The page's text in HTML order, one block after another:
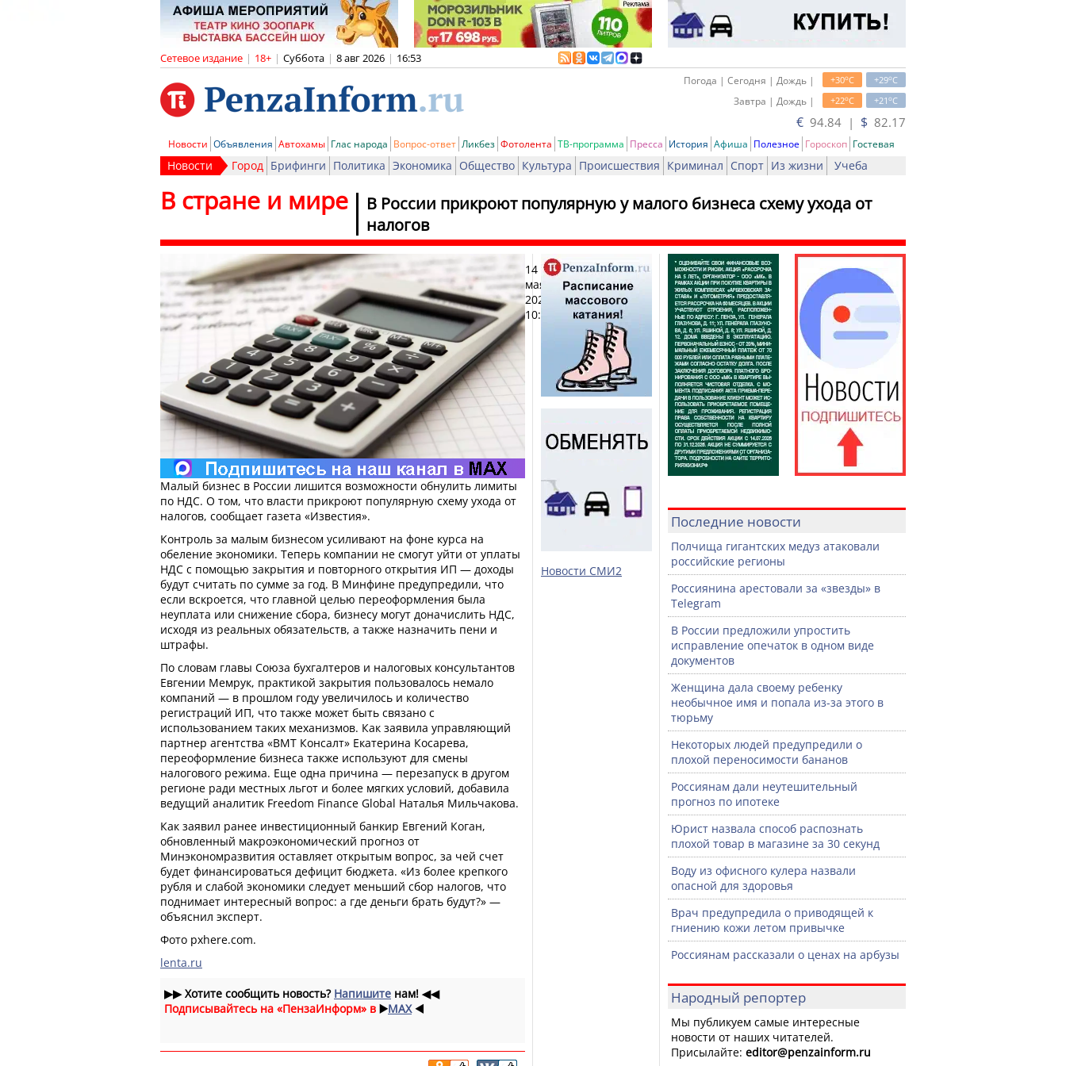
Сетевое издание | 18+ | Суббота | 8 авг 2026 | 16:53
+29oC
+30oC
Погода | Сегодня | Дождь |
+21oC
+22oC
Завтра | Дождь |
€ 94.84 | $ 82.17
Новости Объявления Автохамы Глас народа Вопрос-ответ Ликбез Фотолента ТВ-программа Пресса История Афиша Полезное Гороскоп Гостевая
Новости Город Брифинги Политика Экономика Общество Культура Происшествия Криминал Спорт Из жизни Учеба
В России прикроют популярную у малого бизнеса схему ухода от
налогов
В стране и мире
14
мая
2026,
10:58
Печать
Малый бизнес в России лишится возможности обнулить лимиты
по НДС. О том, что власти прикроют популярную схему ухода от
налогов, сообщает газета «Известия».
Контроль за малым бизнесом усиливают на фоне курса на
обеление экономики. Теперь компании не смогут уйти от уплаты
НДС с помощью закрытия и повторного открытия ИП — доходы
будут считать по сумме за год. В Минфине предупредили, что
если вскроется, что главной целью переоформления была
неуплата или снижение сбора, бизнесу могут доначислить НДС,
исходя из реальных обязательств, а также назначить пени и
штрафы.
По словам главы Союза бухгалтеров и налоговых консультантов
Евгении Мемрук, практикой закрытия пользовалось немало
компаний — в прошлом году увеличилось и количество
регистраций ИП, что также может быть связано с
использованием таких механизмов. Как заявила управляющий
партнер агентства «ВМТ Консалт» Екатерина Косарева,
переоформление бизнеса также используют для смены
налогового режима. Еще одна причина — перезапуск в другом
регионе ради местных льгот и более мягких условий, добавила
ведущий аналитик Freedom Finance Global Наталья Мильчакова.
Как заявил ранее инвестиционный банкир Евгений Коган,
обновленный макроэкономический прогноз от
Минэкономразвития оставляет открытым вопрос, за чей счет
будет финансироваться дефицит бюджета. «Из более крепкого
рубля и слабой экономики следует меньший сбор налогов, что
поднимает интересный вопрос: а где деньги брать будут?» —
объяснил эксперт.
Фото pxhere.com.
lenta.ru
▶▶Хотите сообщить новость? Напишите нам! ◀◀
Подписывайтесь на «ПензаИнформ» в ▶️MAX ◀️
Новости СМИ2
Последние новости
Полчища гигантских медуз атаковали
российские регионы
Россиянина арестовали за «звезды» в
Telegram
В России предложили упростить
исправление опечаток в одном виде
документов
Женщина дала своему ребенку
необычное имя и попала из-за этого в
тюрьму
Некоторых людей предупредили о
плохой переносимости бананов
Россиянам дали неутешительный
прогноз по ипотеке
Юрист назвала способ распознать
плохой товар в магазине за 30 секунд
Воду из офисного кулера назвали
опасной для здоровья
Врач предупредила о приводящей к
гниению кожи летом привычке
Россиянам рассказали о ценах на арбузы
Народный репортер
Мы публикуем самые интересные
новости от наших читателей.
Присылайте: editor@penzainform.ru